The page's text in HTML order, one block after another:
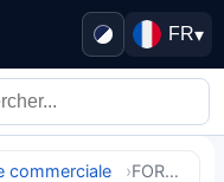
FR▾
commerciale FORGE : le bloc US à 30 Mds$ pour minerais critiques